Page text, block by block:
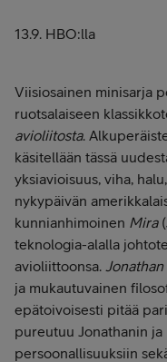
13.9. HBO:lla
Viisiosainen minisarja
ruotsalaiseen
avioliitosta.
käsitellään tässä
yksiavioisuus, viha,
nykypäivän
kunnianhimoinen Mira(
teknologia-alalla
avioliittoonsa. Jonathan
ja mukautuvainen
epätoivoisesti pitää
pureutuu Jonathanin
persoonallisuuksiin